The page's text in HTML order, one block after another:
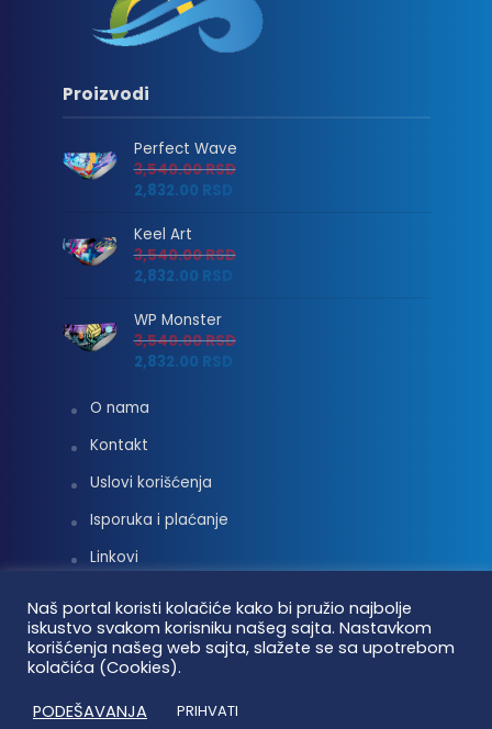
Proizvodi
Perfect Wave
3,540.00RSD
2,832.00 RSD
Keel Art
3,540.00RSD
2,832.00 RSD
WP Monster
3,540.00RSD
2,832.00 RSD
O nama
Kontakt
Uslovi korišćenja
Isporuka i plaćanje
Linkovi
Vaterpolo vesti © 2026. Sva prava zadržana.
Naš portal koristi kolačiće kako bi pružio najbolje
iskustvo svakom korisniku našeg sajta. Nastavkom
korišćenja našeg web sajta, slažete se sa upotrebom
kolačića (Cookies).
PODEŠAVANJA
PRIHVATI